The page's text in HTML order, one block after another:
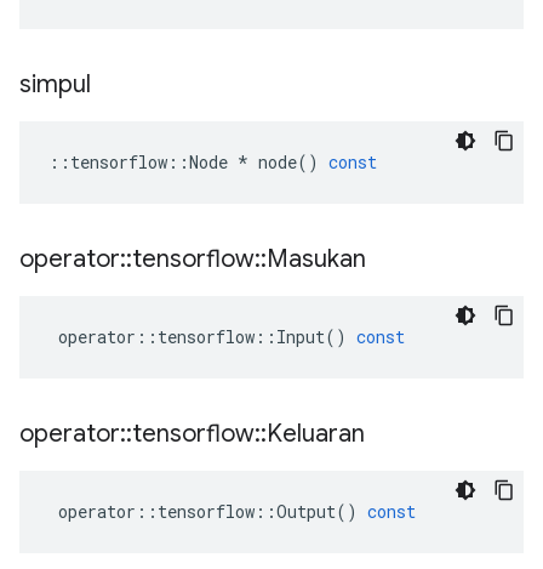
simpul
:: tensorflow ::Node * node() const
operator::tensorflow::Masukan
operator :: tensorflow :: Input() const
operator::tensorflow::Keluaran
operator :: tensorflow ::Output() const